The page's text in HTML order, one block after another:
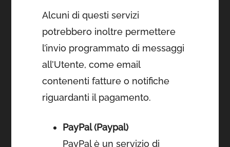
Alcuni di questi servizi
potrebbero inoltre permettere
l’invio programmato di messaggi
all’Utente, come email
contenenti fatture o notifiche
riguardanti il pagamento.
PayPal (Paypal)
PayPal è un servizio di